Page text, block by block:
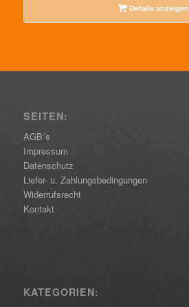
Details anzeigen
SEITEN:
AGB´s
Impressum
Datenschutz
Liefer- u. Zahlungsbedingungen
Widerrufsrecht
Kontakt
KATEGORIEN: